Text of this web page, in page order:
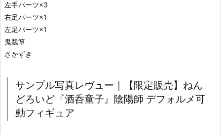
左手パーツ×3
右足パーツ×1
左足パーツ×1
鬼瓢箪
さかずき
サンプル写真レヴュー｜【限定販売】ねん
どろいど『酒呑童子』陰陽師 デフォルメ可
動フィギュア